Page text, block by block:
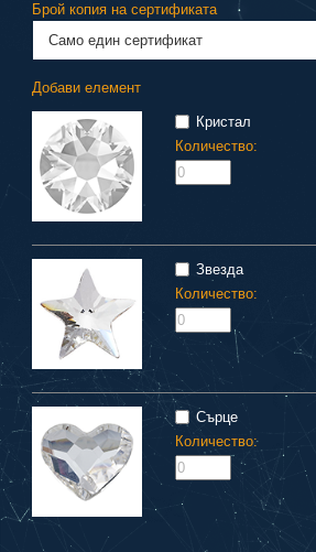
Брой копия на сертификата
Добави елемент
Кристал
Количество:
Звезда
Количество:
Сърце
Количество: